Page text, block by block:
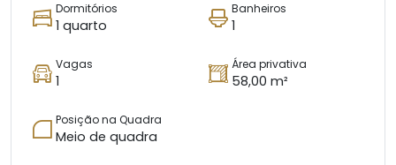
Dormitórios
1 quarto
Banheiros
1
Vagas
1
Área privativa
58,00 m²
Posição na Quadra
Meio de quadra